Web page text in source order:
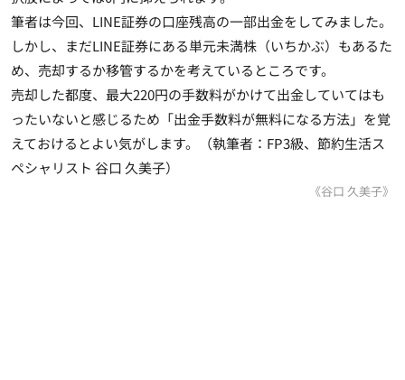
筆者は今回、LINE証券の口座残高の一部出金をしてみました。
しかし、まだLINE証券にある単元未満株（いちかぶ）もあるた
め、売却するか移管するかを考えているところです。
売却した都度、最大220円の手数料がかけて出金していてはも
ったいないと感じるため「出金手数料が無料になる方法」を覚
えておけるとよい気がします。（執筆者：FP3級、節約生活ス
ペシャリスト 谷口 久美子）
《谷口 久美子》